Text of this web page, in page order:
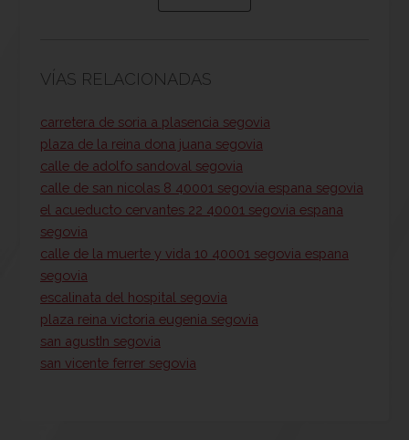
VÍAS RELACIONADAS
carretera de soria a plasencia segovia
plaza de la reina dona juana segovia
calle de adolfo sandoval segovia
calle de san nicolas 8 40001 segovia espana segovia
el acueducto cervantes 22 40001 segovia espana
segovia
calle de la muerte y vida 10 40001 segovia espana
segovia
escalinata del hospital segovia
plaza reina victoria eugenia segovia
san agustIn segovia
san vicente ferrer segovia